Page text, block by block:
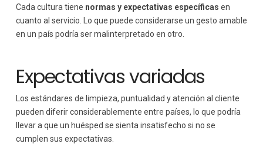
Cada cultura tiene normas y expectativas específicas en
cuanto al servicio. Lo que puede considerarse un gesto amable
en un país podría ser malinterpretado en otro.
Expectativas variadas
Los estándares de limpieza, puntualidad y atención al cliente
pueden diferir considerablemente entre países, lo que podría
llevar a que un huésped se sienta insatisfecho si no se
cumplen sus expectativas.